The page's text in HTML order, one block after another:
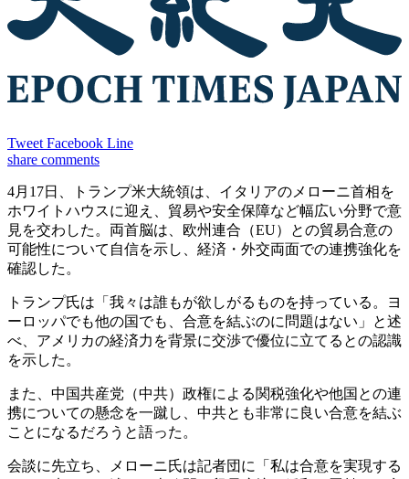
Tweet Facebook Line
share comments
4月17日、トランプ米大統領は、イタリアのメローニ首相を
ホワイトハウスに迎え、貿易や安全保障など幅広い分野で意
見を交わした。両首脳は、欧州連合（EU）との貿易合意の
可能性について自信を示し、経済・外交両面での連携強化を
確認した。
トランプ氏は「我々は誰もが欲しがるものを持っている。ヨ
ーロッパでも他の国でも、合意を結ぶのに問題はない」と述
べ、アメリカの経済力を背景に交渉で優位に立てるとの認識
を示した。
また、中国共産党（中共）政権による関税強化や他国との連
携についての懸念を一蹴し、中共とも非常に良い合意を結ぶ
ことになるだろうと語った。
会談に先立ち、メローニ氏は記者団に「私は合意を実現する